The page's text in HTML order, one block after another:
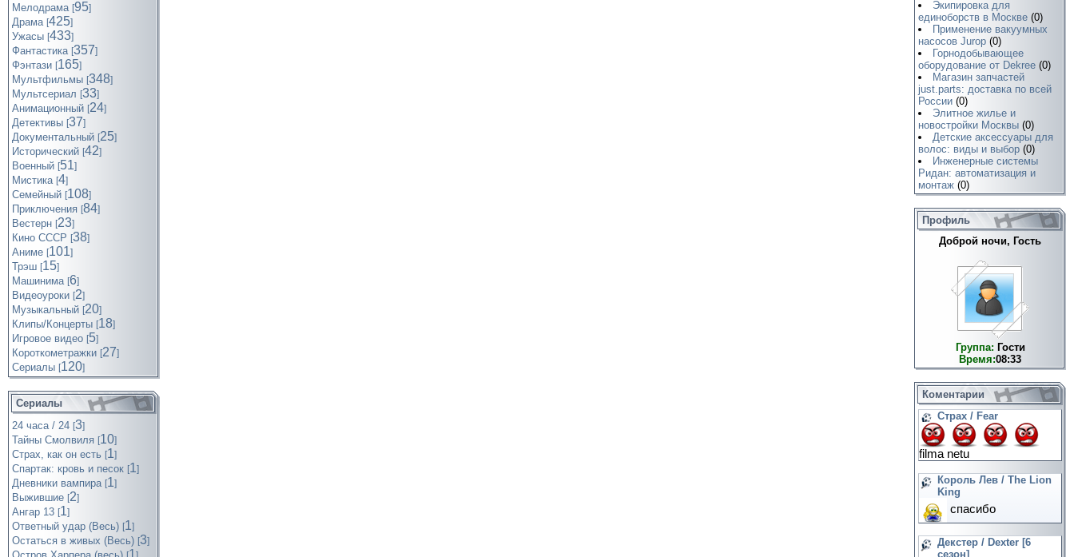
Мелодрама [95]
Драма [425]
Ужасы [433]
Фантастика [357]
Фэнтази [165]
Мультфильмы [348]
Мультсериал [33]
Анимационный [24]
Детективы [37]
Документальный [25]
Исторический [42]
Военный [51]
Мистика [4]
Семейный [108]
Приключения [84]
Вестерн [23]
Кино СССР [38]
Аниме [101]
Трэш [15]
Машинима [6]
Видеоуроки [2]
Музыкальный [20]
Клипы/Концерты [18]
Игровое видео [5]
Короткометражки [27]
Cериалы [120]
Сериалы
24 часа / 24 [3]
Тайны Смолвиля [10]
Страх, как он есть [1]
Спартак: кровь и песок [1]
Дневники вампира [1]
Выжившие [2]
Ангар 13 [1]
Ответный удар (Весь) [1]
Остаться в живых (Весь) [3]
1
Экипировка для
единоборств в Москве (0)
Применение вакуумных
насосов Jurop (0)
Горнодобывающее
оборудование от Dekree (0)
Магазин запчастей
just.parts: доставка по всей
России (0)
Элитное жилье и
новостройки Москвы (0)
Детские аксессуары для
волос: виды и выбор (0)
Инженерные системы
Ридан: автоматизация и
монтаж (0)
Профиль
Доброй ночи, Гость
Группа: Гости
Время:08:33
Коментарии
Страх / Fear
filma netu
Король Лев / The Lion
King
спасибо
Декстер / Dexter [6
сезон]